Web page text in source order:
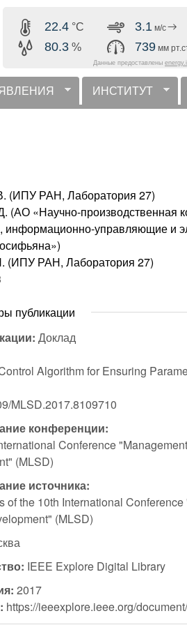
содержанию
22.4 °C
80.3 %
3.1 м/с
739 мм
Данные предоставлены
менюИНСТИТУТ
(ИПУ РАН, Лаборатория 27)
(АО «Научно-производственная
информационно-управляющие и
(ИПУ РАН, Лаборатория 27)
публикации
Доклад
Algorithm for Ensuring
MLSD.2017.8109710
конференции:
Conference
(MLSD)
источника:
of the 10th International
(MLSD)
IEEE Explore Digital Library
2017
https://ieeexplore.ieee.org/